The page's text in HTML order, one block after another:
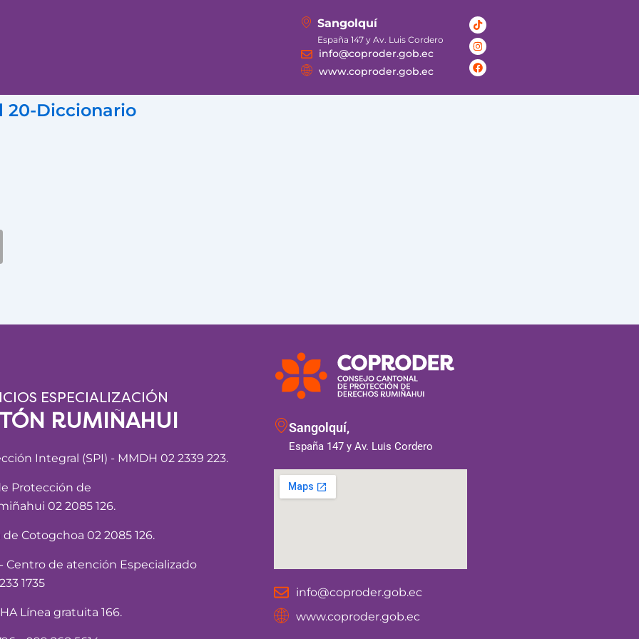
Sangolquí
España 147 y Av. Luis Cordero
info@coproder.gob.ec
www.coproder.gob.ec
Tiktok
Instagram
Facebook
20-Diccionario
ESPECIALIZACIÓN
RUMIÑAHUI
Integral (SPI) - MMDH 02 2339 223.
Protección de
02 2085 126.
Cotogchoa 02 2085 126.
Centro de atención Especializado
1735
Línea gratuita 166.
Sangolquí,
España 147 y Av. Luis Cordero
info@coproder.gob.ec
www.coproder.gob.ec